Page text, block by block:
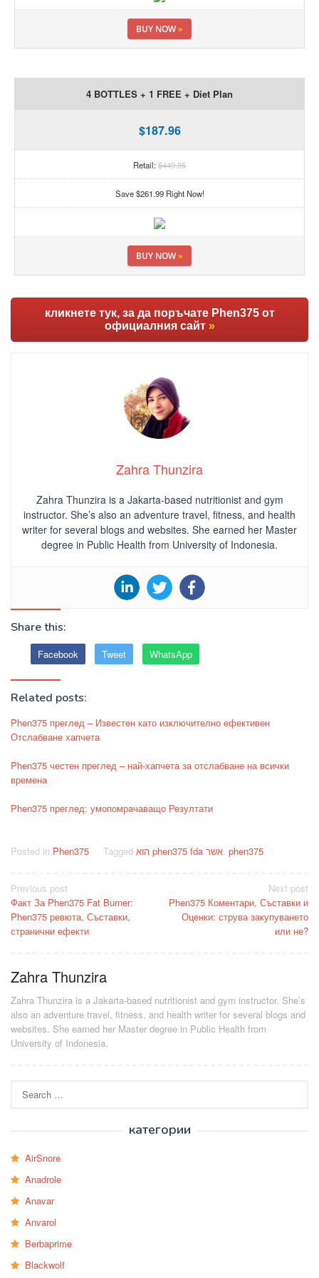
BUY NOW»
4 BOTTLES + 1 FREE + Diet Plan
$187.96
Retail:$449.95
Save $261.99 Right Now!
BUY NOW»
кликнете тук, за да поръчате Phen375 от
официалния сайт »
Zahra Thunzira
Zahra Thunzira is a Jakarta-based nutritionist and gym
instructor. She’s also an adventure travel, fitness, and health
writer for several blogs and websites. She earned her Master
degree in Public Health from University of Indonesia.
Share this:
Facebook Tweet WhatsApp
Related posts:
Phen375 преглед – Известен като изключително ефективен
Отслабване хапчета
Phen375 честен преглед – най-хапчета за отслабване на всички
времена
Phen375 преглед: умопомрачаващо Резултати
Posted in Phen375 Tagged הוא phen375 fda אשר, phen375
Post
navigation
Previous post
Факт За Phen375 Fat Burner:
Phen375 ревюта, Съставки,
странични ефекти
Next post
Phen375 Коментари, Съставки и
Оценки: струва закупуването
или не?
Zahra Thunzira
Zahra Thunzira is a Jakarta-based nutritionist and gym instructor. She’s
also an adventure travel, fitness, and health writer for several blogs and
websites. She earned her Master degree in Public Health from
University of Indonesia.
for:
категории
AirSnore
Anadrole
Anavar
Anvarol
Berbaprime
Blackwolf